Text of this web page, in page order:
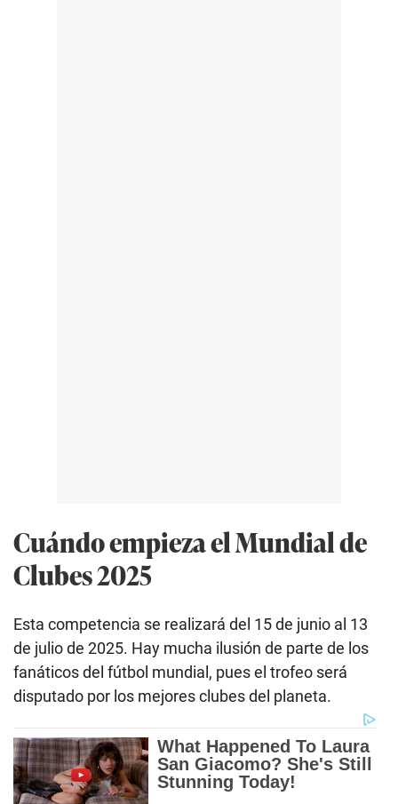
Cuándo empieza el Mundial de
Clubes 2025
Esta competencia se realizará del 15 de junio al 13
de julio de 2025. Hay mucha ilusión de parte de los
fanáticos del fútbol mundial, pues el trofeo será
disputado por los mejores clubes del planeta.